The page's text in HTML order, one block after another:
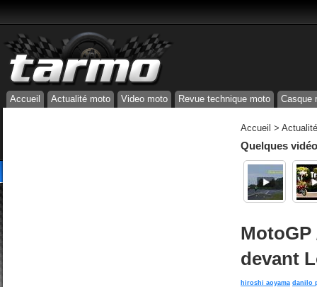
Accueil Actualité moto Video moto Revue technique moto Casque
Accueil >
Quelques
MotoGP
devant
hiroshi aoyama danilo